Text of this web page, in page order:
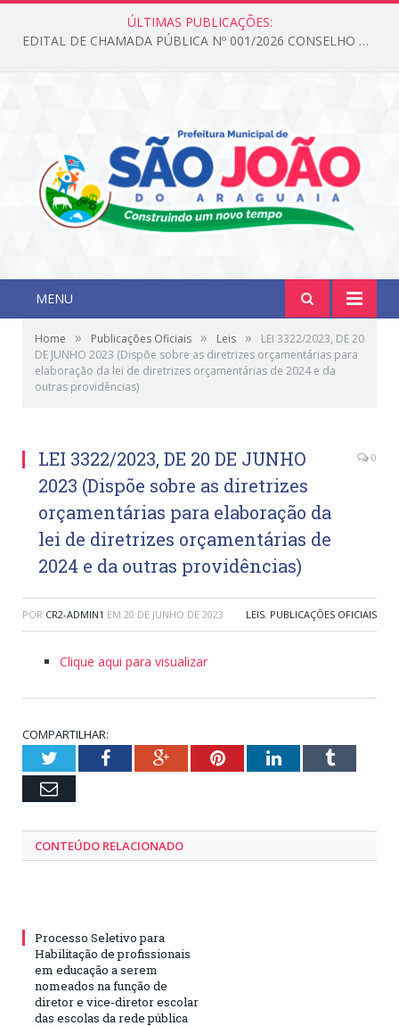
ÚLTIMAS PUBLICAÇÕES:
EDITAL DE CHAMADA PÚBLICA Nº 001/2026 CONSELHO DOS DIREITOS DA CRIANÇA E DO ADOLESCENTE
MENU
Home » Publicações Oficiais » Leis »
LEI 3322/2023, DE 20
DE JUNHO 2023 (Dispõe sobre as diretrizes orçamentárias para
elaboração da lei de diretrizes orçamentárias de 2024 e da
outras providências)
LEI 3322/2023, DE 20 DE JUNHO
2023 (Dispõe sobre as diretrizes
orçamentárias para elaboração da
lei de diretrizes orçamentárias de
2024 e da outras providências)
0
POR CR2-ADMIN1 EM 20 DE JUNHO DE 2023 LEIS, PUBLICAÇÕES OFICIAIS
Clique aqui para visualizar
COMPARTILHAR:
TwitterFacebookGoogle+PinterestLinkedInTumblr
Email
CONTEÚDO RELACIONADO
Processo Seletivo para
Habilitação de profissionais
em educação a serem
nomeados na função de
diretor e vice-diretor escolar
das escolas da rede pública